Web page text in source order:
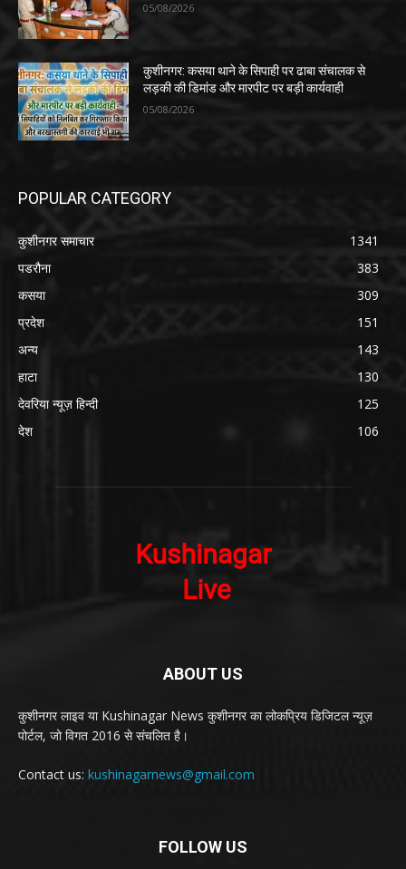
05/08/2026
कुशीनगर: कसया थाने के सिपाही पर ढाबा संचालक से
लड़की की डिमांड और मारपीट पर बड़ी कार्यवाही
05/08/2026
POPULAR CATEGORY
कुशीनगर समाचार
1341
पडरौना
383
कसया
309
प्रदेश
151
अन्य
143
हाटा
130
देवरिया न्यूज़ हिन्दी
125
देश
106
ABOUT US
कुशीनगर लाइव या Kushinagar News कुशीनगर का लोकप्रिय डिजिटल न्यूज़
पोर्टल, जो विगत 2016 से संचलित है।
Contact us: kushinagarnews@gmail.com
FOLLOW US